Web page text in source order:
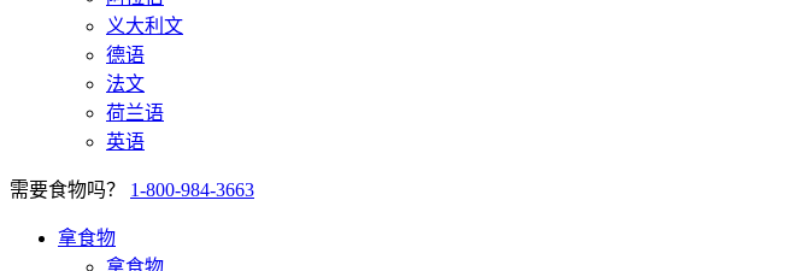
义大利文
德语
法文
荷兰语
英语
需要食物吗？ 1-800-984-3663
拿食物
拿食物